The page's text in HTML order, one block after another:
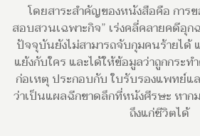
โดยสาระสำคัญของหนังสือคือ การ
สอบสวนเฉพาะกิจ” เร่งคลี่คลายคดีอุ
ปัจจุบันยังไม่สามารถจับกุมคนร้ายได้
แย้งกับใคร และได้ให้ข้อมูลว่าถูกกระ
ก่อเหตุ ประกอบกับ ใบรับรองแพทย์
ว่าเป็นแผลฉีกขาดลึกที่หนังศีรษะ หาก
ถึงแก่ชีวิตได้